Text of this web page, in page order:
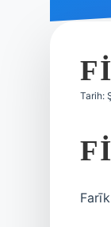
Tarih: